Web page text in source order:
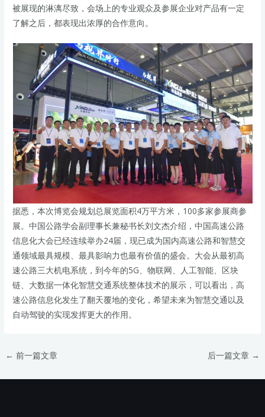
被展现的淋漓尽致，会场上的专业观众及参展企业对产品有一定
了解之后，都表现出浓厚的合作意向。
据悉，本次博览会规划总展览面积4万平方米，100多家参展商参
展。中国公路学会副理事长兼秘书长刘文杰介绍，中国高速公路
信息化大会已经连续举办24届，现已成为国内高速公路和智慧交
通领域最具规模、最具影响力也最有价值的盛会。大会从最初高
速公路三大机电系统，到今年的5G、物联网、人工智能、区块
链、大数据一体化智慧交通系统整体技术的展示，可以看出，高
速公路信息化发生了翻天覆地的变化，希望未来为智慧交通以及
自动驾驶的实现发挥更大的作用。
← 前一篇文章 后一篇文章 →